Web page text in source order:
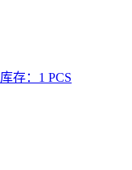
库存：1 PCS